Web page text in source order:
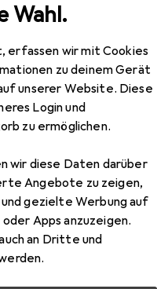
Wahl.
erfassen wir mit Cookies
zu deinem Gerät
unserer Website. Diese
Login und
zu ermöglichen.
wir diese Daten darüber
Angebote zu zeigen,
gezielte Werbung auf
Apps anzuzeigen.
an Dritte und
Mascara